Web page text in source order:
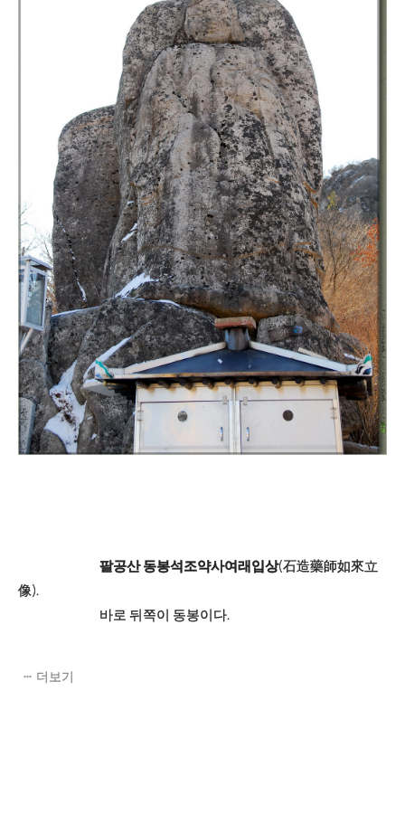
팔공산 동봉석조약사여래입상(石造藥師如來立
像).
바로 뒤쪽이 동봉이다.
더보기